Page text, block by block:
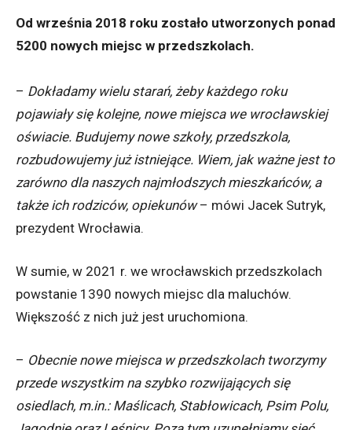
Od września 2018 roku zostało utworzonych ponad
5200 nowych miejsc w przedszkolach.
– Dokładamy wielu starań, żeby każdego roku
pojawiały się kolejne, nowe miejsca we wrocławskiej
oświacie. Budujemy nowe szkoły, przedszkola,
rozbudowujemy już istniejące. Wiem, jak ważne jest to
zarówno dla naszych najmłodszych mieszkańców, a
także ich rodziców, opiekunów– mówi Jacek Sutryk,
prezydent Wrocławia.
W sumie, w 2021 r. we wrocławskich przedszkolach
powstanie 1390 nowych miejsc dla maluchów.
Większość z nich już jest uruchomiona.
– Obecnie nowe miejsca w przedszkolach tworzymy
przede wszystkim na szybko rozwijających się
osiedlach, m.in.: Maślicach, Stabłowicach, Psim Polu,